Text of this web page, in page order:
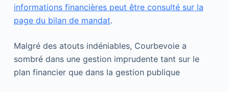
informations financières peut être consulté sur la
page du bilan de mandat.
Malgré des atouts indéniables, Courbevoie a
sombré dans une gestion imprudente tant sur le
plan financier que dans la gestion publique